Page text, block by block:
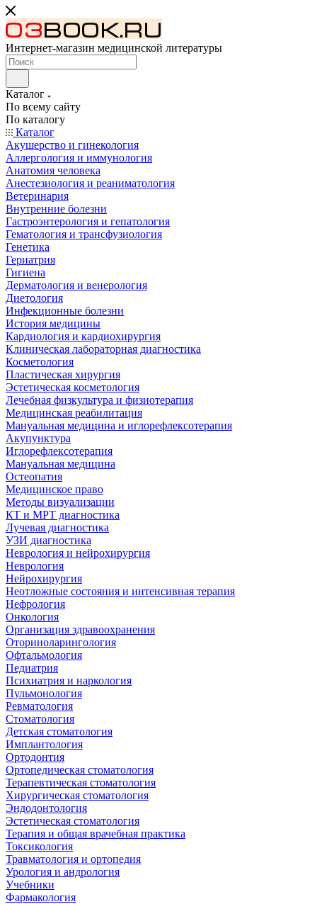
Интернет-магазин медицинской литературы
Каталог
По всему сайту
По каталогу
Каталог
Акушерство и гинекология
Аллергология и иммунология
Анатомия человека
Анестезиология и реаниматология
Ветеринария
Внутренние болезни
Гастроэнтерология и гепатология
Гематология и трансфузиология
Генетика
Гериатрия
Гигиена
Дерматология и венерология
Диетология
Инфекционные болезни
История медицины
Кардиология и кардиохирургия
Клиническая лабораторная диагностика
Косметология
Пластическая хирургия
Эстетическая косметология
Лечебная физкультура и физиотерапия
Медицинская реабилитация
Мануальная медицина и иглорефлексотерапия
Акупунктура
Иглорефлексотерапия
Мануальная медицина
Остеопатия
Медицинское право
Методы визуализации
КТ и МРТ диагностика
Лучевая диагностика
УЗИ диагностика
Неврология и нейрохирургия
Неврология
Нейрохирургия
Неотложные состояния и интенсивная терапия
Нефрология
Онкология
Организация здравоохранения
Оториноларингология
Офтальмология
Педиатрия
Психиатрия и наркология
Пульмонология
Ревматология
Стоматология
Детская стоматология
Имплантология
Ортодонтия
Ортопедическая стоматология
Терапевтическая стоматология
Хирургическая стоматология
Эндодонтология
Эстетическая стоматология
Терапия и общая врачебная практика
Токсикология
Травматология и ортопедия
Урология и андрология
Учебники
Фармакология